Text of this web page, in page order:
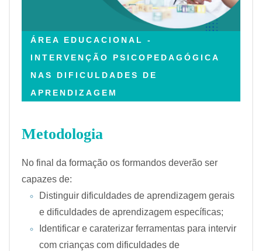
ÁREA EDUCACIONAL -
INTERVENÇÃO PSICOPEDAGÓGICA
NAS DIFICULDADES DE
APRENDIZAGEM
Metodologia
No final da formação os formandos deverão ser
capazes de:
Distinguir dificuldades de aprendizagem gerais
e dificuldades de aprendizagem específicas;
Identificar e caraterizar ferramentas para intervir
com crianças com dificuldades de